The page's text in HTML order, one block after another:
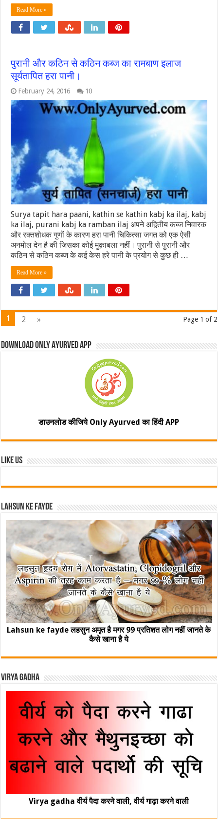
Read More »
पुरानी और कठिन से कठिन कब्ज का रामबाण इलाज
सूर्यतापित हरा पानी।
February 24, 2016 10
Surya tapit hara paani, kathin se kathin kabj ka ilaj, kabj
ka ilaj, purani kabj ka ramban ilaj अपने अद्वितीय कब्ज निवारक
और रक्तशोधक गुणों के कारण हरा पानी चिकित्सा जगत को एक ऐसी
अनमोल देन है की जिसका कोई मुक़ाबला नहीं। पुरानी से पुरानी और
कठिन से कठिन कब्ज के कई केस हरे पानी के प्रयोग से कुछ ही …
Read More »
Page 1 of 2
1 2 »
Download Only Ayurved App
डाउनलोड कीजिये Only Ayurved का हिंदी APP
Like Us
Lahsun ke fayde
Lahsun ke fayde लहसुन अमृत है मगर 99 प्रतिशत लोग नहीं जानते के
कैसे खाना है ये
Virya Gadha
Virya gadha वीर्य पैदा करने वाली, वीर्य गाढ़ा करने वाली